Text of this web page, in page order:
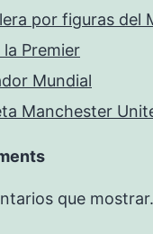
por figuras del
la Premier
Mundial
Manchester
que mostrar.